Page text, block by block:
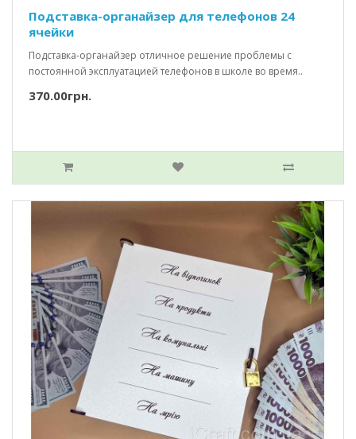
Подставка-органайзер для телефонов 24
ячейки
Подставка-органайзер отличное решение проблемы с
постоянной эксплуатацией телефонов в школе во время..
370.00грн.